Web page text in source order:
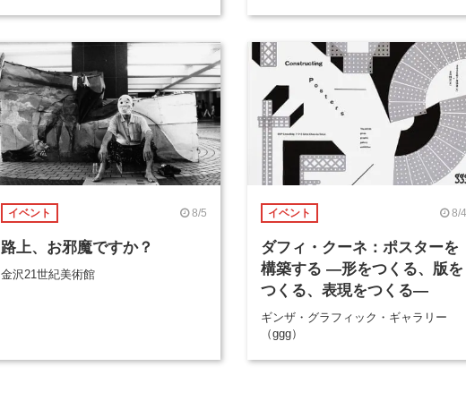
イベント 8/5
路上、お邪魔ですか？
金沢21世紀美術館
イベント 8/4
ダフィ・クーネ：ポスターを
構築する ―形をつくる、版を
つくる、表現をつくる―
ギンザ・グラフィック・ギャラリー
（ggg）